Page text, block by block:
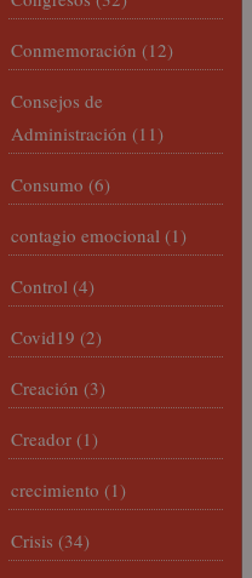
Conmemoración (12)
Consejos de
Administración (11)
Consumo (6)
contagio emocional (1)
Control (4)
Covid19 (2)
Creación (3)
Creador (1)
crecimiento (1)
Crisis (34)